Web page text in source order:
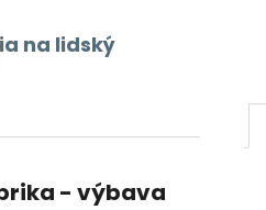
na lidský
- výbava